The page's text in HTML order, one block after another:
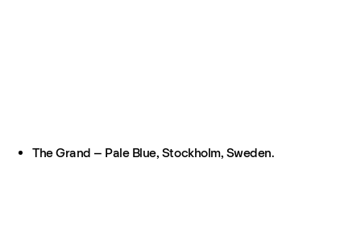
The Grand – Pale Blue, Stockholm, Sweden.